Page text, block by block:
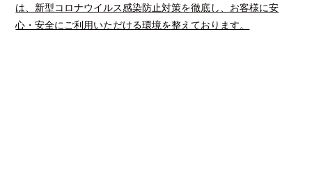
は、新型コロナウイルス感染防止対策を徹底し、お客様に安
心・安全にご利用いただける環境を整えております。